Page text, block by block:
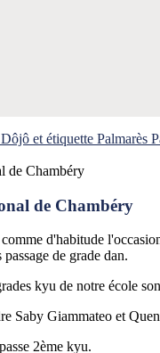
Dôjô et étiquette Palmarès
de Chambéry
d'habitude
de grade dan.
kyu de notre école
Saby Giammateo et
2ème kyu.